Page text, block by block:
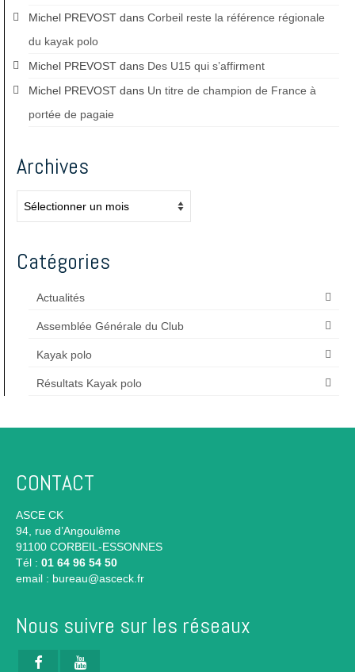
Michel PREVOST dans Corbeil reste la référence régionale
du kayak polo
Michel PREVOST dans Des U15 qui s’affirment
Michel PREVOST dans Un titre de champion de France à
portée de pagaie
Archives
Catégories
Actualités
Assemblée Générale du Club
Kayak polo
Résultats Kayak polo
CONTACT
ASCE CK
94, rue d’Angoulême
91100 CORBEIL-ESSONNES
Tél : 01 64 96 54 50
email : bureau@asceck.fr
Nous suivre sur les réseaux